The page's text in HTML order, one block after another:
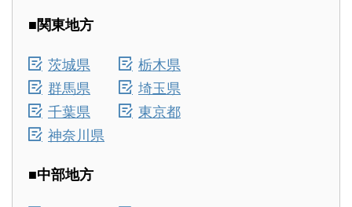
■関東地方
茨城県
栃木県
群馬県
埼玉県
千葉県
東京都
神奈川県
■中部地方